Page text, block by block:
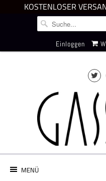
KOSTENLOSER
Einloggen
MENÜ